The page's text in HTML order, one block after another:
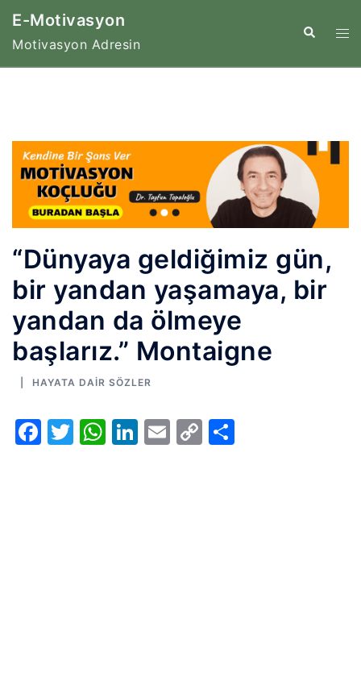
İçeriğe
E-Motivasyon
Motivasyon Adresin
Search
“Dünyaya geldiğimiz gün,
bir yandan yaşamaya, bir
yandan da ölmeye
başlarız.” Montaigne
HAYATA DAIR SÖZLER
Facebook
Twitter
WhatsApp
LinkedIn
Email
Copy